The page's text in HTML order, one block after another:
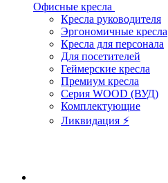
Офисные кресла
Кресла руководителя
Эргономичные кресла
Кресла для персонала
Для посетителей
Геймерские кресла
Премиум кресла
Серия WOOD (ВУД)
Комплектующие
Ликвидация ⚡